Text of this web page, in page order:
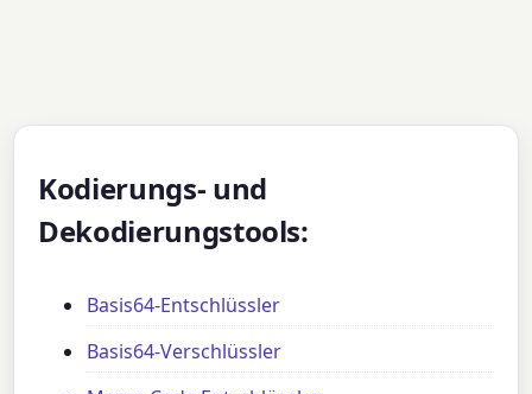
Kodierungs- und
Dekodierungstools:
Basis64-Entschlüssler
Basis64-Verschlüssler